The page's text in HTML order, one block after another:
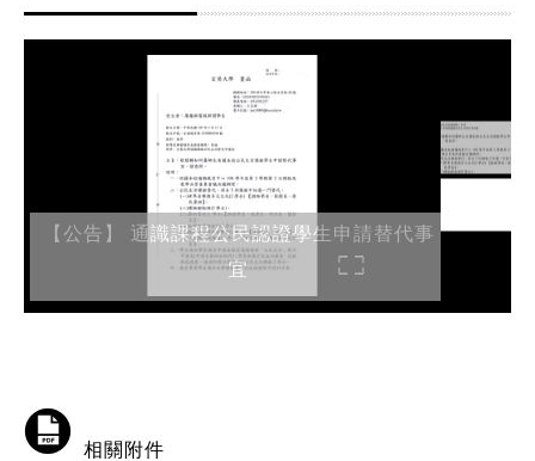
【公告】 通識課程公民認證學生申請替代事
宜
相關附件